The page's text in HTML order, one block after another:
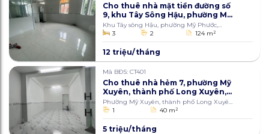
Cho thuê nhà mặt tiền đường số
9, khu Tây Sông Hậu, phường Mỹ
Phước, thành phố Long Xuyên,
An Giang 124m2
Khu Tây sông Hậu, phường Mỹ Phước,
thành phố Long Xuyên
3 2 124 m2
12 triệu/tháng
Mã BĐS: CT401
Cho thuê nhà hẻm 7, phường Mỹ
Xuyên, thành phố Long Xuyên,
An Giang 40m2
Phường Mỹ Xuyên, thành phố Long Xuyên,
An Giang
1 40 m2
5 triệu/tháng